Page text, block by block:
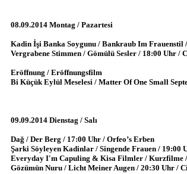
08.09.2014 Montag / Pazartesi
Kadin İşi Banka Soygunu / Bankraub Im Frauenstil
Vergrabene Stimmen / Gömülü Sesler / 18:00 Uhr /
Eröffnung / Eröffnungsfilm
Bi Küçük Eylül Meselesi / Matter Of One Small
09.09.2014 Dienstag / Salı
Dağ / Der Berg / 17:00 Uhr / Orfeo’s Erben
Şarki Söyleyen Kadinlar / Singende Frauen / 19:00
Everyday I'm Capuling & Kisa Filmler / Kurzfilme
Gözümün Nuru / Licht Meiner Augen / 20:30 Uhr /